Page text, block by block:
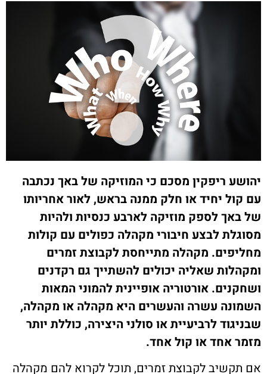
יהושע ריפקין מסכם כי המוזיקה של באך נכתבה
עם קול יחיד או חלק ממנה בראש, לאור אחריותו
של באך לספק מוזיקה לארבע כנסיות ולהיות
מסוגלת לבצע חיבורי מקהלה כפולים עם קולות
מחליפים. מקהלה מתייחסת לקבוצת זמרים
ומקהלות שאליה יכולים להשתייך גם רקדנים
ושחקנים. אורטוריה אופיינית להמוני המאות
השמונה עשרה והעשרים היא מקהלה או מקהלה,
שבניגוד לרביעיית או סולני היצירה, כוללת יותר
מזמר אחד או קול אחד.
אם תקשיב לקבוצת זמרים, תוכל לקרוא להם מקהלה